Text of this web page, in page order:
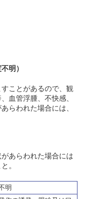
明）
すことがあるので、観
血管浮腫、不快感、
あらわれた場合には
あらわれた場合には
。
明